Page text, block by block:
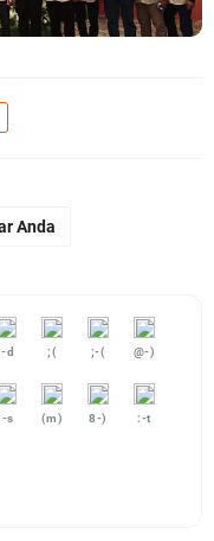
Anda
d ;( ;-( @-)
s (m) 8-) :-t